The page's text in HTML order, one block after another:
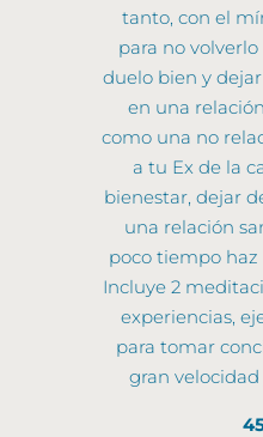
tanto, con el
para no
duelo bien y
en una
como una no
a tu Ex de la
bienestar, dejar
una relación
poco tiempo
Incluye 2
experiencias,
para tomar
gran